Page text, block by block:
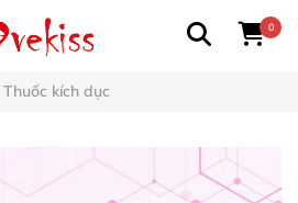
0
Thuốc kích dục